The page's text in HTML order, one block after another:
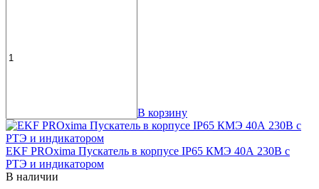
В корзину
EKF PROxima Пускатель в корпусе IP65 КМЭ 40А 230В с
РТЭ и индикатором
В наличии